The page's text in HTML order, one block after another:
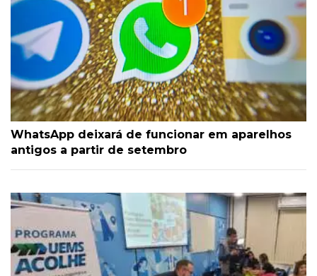
WhatsApp deixará de funcionar em aparelhos
antigos a partir de setembro